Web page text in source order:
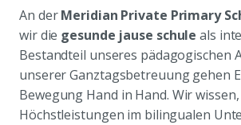
An derMeridian Private Primary
wir die gesunde jause schule als
Bestandteil unseres pädagogischen
unserer Ganztagsbetreuung gehen
Bewegung Hand in Hand. Wir
Höchstleistungen im bilingualen